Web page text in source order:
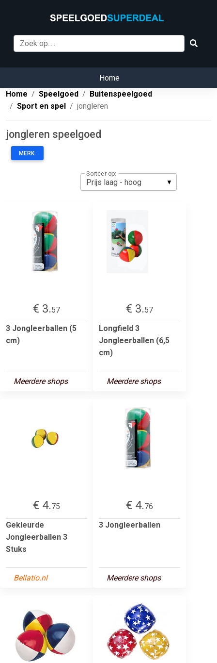
Home
Home
Speelgoed
Buitenspeelgoed
Sport en spel
jongleren
jongleren speelgoed
MERK:
Sorteer op:
€ 3.57
3 Jongleerballen (5
cm)
Meerdere shops
€ 3.57
Longfield 3
Jongleerballen (6,5
cm)
Meerdere shops
€ 4.75
Gekleurde
Jongleerballen 3
Stuks
Bellatio.nl
€ 4.76
3 Jongleerballen
Meerdere shops